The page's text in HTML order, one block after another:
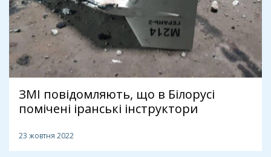
ЗМІ повідомляють, що в Білорусі
помічені іранські інструктори
23 жовтня 2022